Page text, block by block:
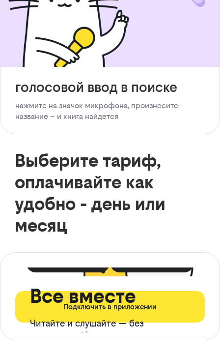
голосовой ввод в поиске
нажмите на значок микрофона, произнесите
название – и книга найдется
Выберите тариф,
оплачивайте как
удобно - день или
месяц
Все вместе
Читайте и слушайте — без
ограничений*
Подключить в приложении